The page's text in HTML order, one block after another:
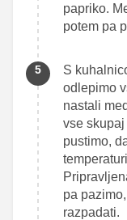
papriko.
potem pa
S
odlepimo
nastali
vse
pustimo,
pa
razpadati.